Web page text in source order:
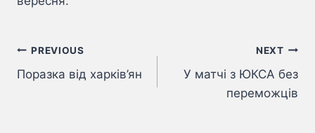
Навігація
записів
PREVIOUS
Поразка від харків’ян
NEXT
У матчі з ЮКСА без
переможців